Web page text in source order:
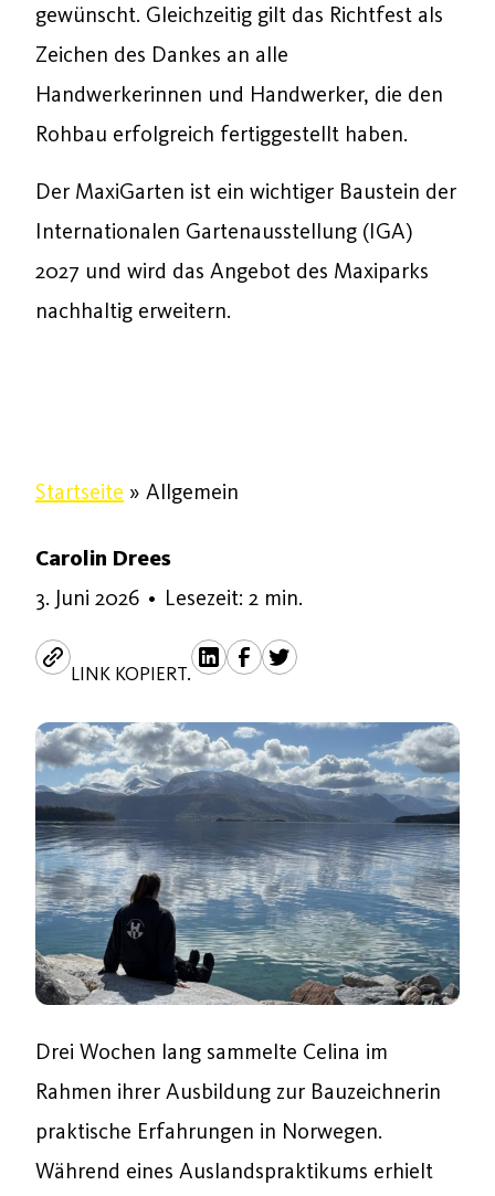
gewünscht. Gleichzeitig gilt das Richtfest als
Zeichen des Dankes an alle
Handwerkerinnen und Handwerker, die den
Rohbau erfolgreich fertiggestellt haben.
Der MaxiGarten ist ein wichtiger Baustein der
Internationalen Gartenausstellung (IGA)
2027 und wird das Angebot des Maxiparks
nachhaltig erweitern.
Startseite » Allgemein
Carolin Drees
3. Juni 20263. Juni 2026
• Lesezeit: 2 min.
LINK KOPIERT.
Drei Wochen lang sammelte Celina im
Rahmen ihrer Ausbildung zur Bauzeichnerin
praktische Erfahrungen in Norwegen.
Während eines Auslandspraktikums erhielt